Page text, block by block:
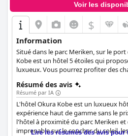
Voir les
$
Information
Situé dans le parc Meriken, sur le
Kobe est un hôtel 5 étoiles qui
luxueux. Vous pourrez profiter des
l'hôtel, garder la forme dans le centre
utiliser l'hôtel comme base pour
offrir.
Résumé des avis
Résumé par IA
L'hôtel Okura Kobe est un luxueux
expérience haut de gamme sans le
l'hôtel à proximité du parc Meriken
imprenable sur le coucher du soleil,
Lire les résumés des avis pour